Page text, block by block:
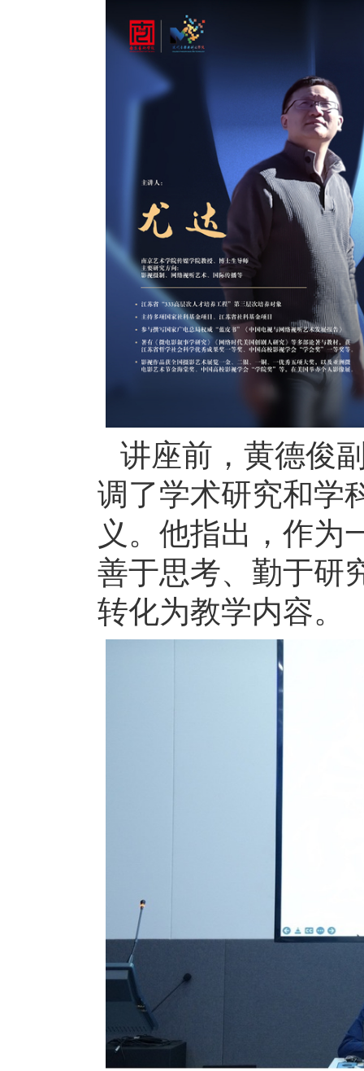
讲座前，黄德俊
调了学术研究和学
义。他指出，作为
善于思考、勤于研
转化为教学内容。